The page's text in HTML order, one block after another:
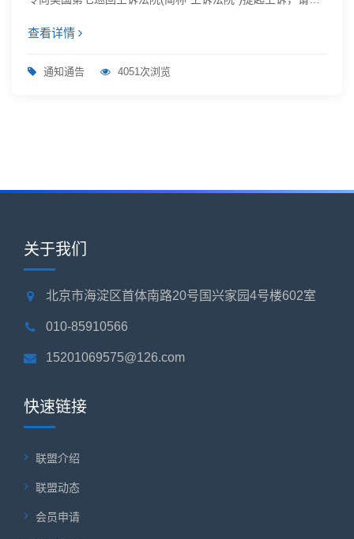
2024年4月17日凌晨，上诉法院作出判令，决定暂停执行一审
司将与全球合作伙伴紧密合作，即刻恢复正常的商业活动并启
查看详情
通知通告 4051次浏览
关于我们
北京市海淀区首体南路20号国兴家园4号楼602室
010-85910566
15201069575@126.com
快速链接
联盟介绍
联盟动态
会员申请